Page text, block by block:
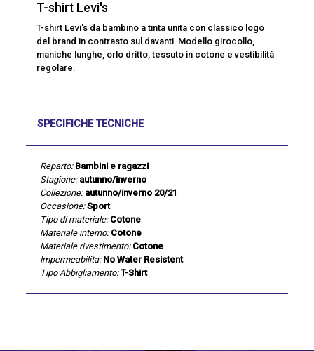
T-shirt Levi's
T-shirt Levi's da bambino a tinta unita con classico logo
del brand in contrasto sul davanti. Modello girocollo,
maniche lunghe, orlo dritto, tessuto in cotone e vestibilità
regolare.
SPECIFICHE TECNICHE
Reparto: Bambini e ragazzi
Stagione: autunno/inverno
Collezione: autunno/inverno 20/21
Occasione: Sport
Tipo di materiale: Cotone
Materiale interno: Cotone
Materiale rivestimento: Cotone
Impermeabilita: No Water Resistent
Tipo Abbigliamento: T-Shirt